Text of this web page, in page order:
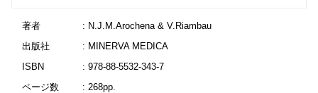
著者
: N.J.M.Arochena & V.Riambau
出版社
: MINERVA MEDICA
ISBN
: 978-88-5532-343-7
ページ数
: 268pp.